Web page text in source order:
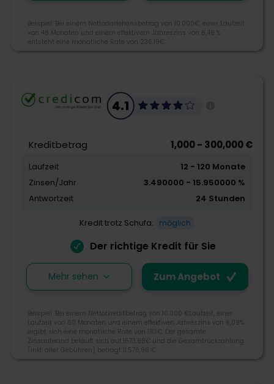
Smava wurde 2007 als erster Kreditmarktplatz in
Deutschland gegründet. Heute vergleicht Smava
Beamtenkredite beantragen.
info@smava.de
Palisadenstraße 90, 10243 Berlin
Beispiel: Bei einem Nettodarlehensbetrag von 10.000€, einer Laufzeit
von 48 Monaten und einem effektivem Jahreszins von 6,49 %
entsteht eine monatliche Rate von 236,19€.
3.8
Kreditangebot
Flexibilität
Schnelligkeit
Zum Angebot
Giromatch wurde 2014 in Frankfurt am Main
gegründet und begann mit dem Slogan Gemeinsam
besser Banking den Aufbau einer Kreditplattform.
Giromatch ist nicht nur Kreditvermittler, sondern zeigt
4.1
Kreditbetrag 1,000 - 300,000 €
Laufzeit
12 - 120 Monate
Zinsen/Jahr
3.490000 - 15.950000 %
Antwortzeit
24 Stunden
Kredit trotz Schufa: möglich
Der richtige Kredit für Sie
Zum Angebot
Mehr sehen
Beispiel: Bei einem Nettotkreditbetrag von 10.000 €Laufzeit, einer
Laufzeit von 60 Monaten und einem effektiven Jahreszins von 6,09%
ergibt sich eine monatliche Rate von 193€. Der gesamte
Zinsaufwand beläuft sich auf 1573,98€ und die Gesamtrückzahlung
(inkl. aller Gebühren) beträgt 11.576,98 €.